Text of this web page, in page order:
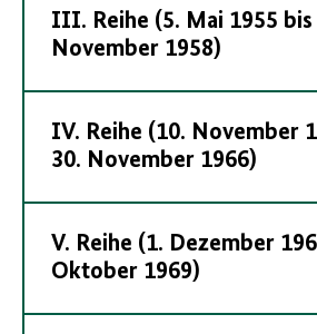
III. Reihe (5. Mai 1955 bis
November 1958)
IV. Reihe (10. November
30. November 1966)
V. Reihe (1. Dezember
Oktober 1969)